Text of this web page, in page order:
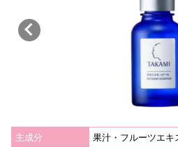
主成分
果汁・フルーツエキ